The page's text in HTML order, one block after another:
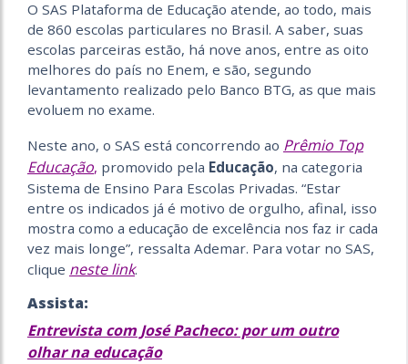
O SAS Plataforma de Educação atende, ao todo, mais
de 860 escolas particulares no Brasil. A saber, suas
escolas parceiras estão, há nove anos, entre as oito
melhores do país no Enem, e são, segundo
levantamento realizado pelo Banco BTG, as que mais
evoluem no exame.
Neste ano, o SAS está concorrendo ao Prêmio Top
Educação, promovido pela Educação, na categoria
Sistema de Ensino Para Escolas Privadas. “Estar
entre os indicados já é motivo de orgulho, afinal, isso
mostra como a educação de excelência nos faz ir cada
vez mais longe”, ressalta Ademar. Para votar no SAS,
clique neste link.
Assista:
Entrevista com José Pacheco: por um outro
olhar na educação